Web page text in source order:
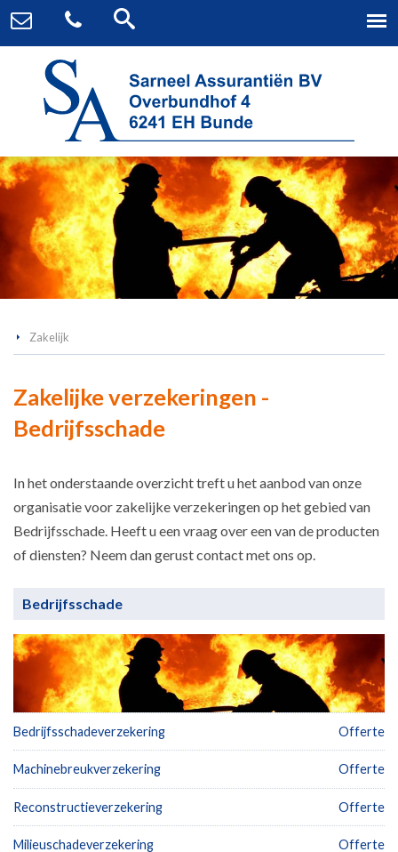
Zakelijk
Zakelijke verzekeringen -
Bedrijfsschade
In het onderstaande overzicht treft u het aanbod van onze
organisatie voor zakelijke verzekeringen op het gebied van
Bedrijfsschade. Heeft u een vraag over een van de producten
of diensten? Neem dan gerust contact met ons op.
Bedrijfsschade
Bedrijfsschadeverzekering Offerte
Machinebreukverzekering Offerte
Reconstructieverzekering Offerte
Milieuschadeverzekering Offerte